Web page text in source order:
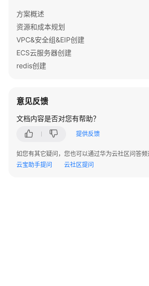
案
方
案
概
源
和
成
本
规
划
方案概述
资源和成本规划
VPC&安全组&EIP创建
ECS云服务器创建
redis创建
意见反馈
文档内容是否对您有帮助？
提供反馈
如您有其它疑问，您也可以通过华为云社区问答
云宝助手提问
云社区提问